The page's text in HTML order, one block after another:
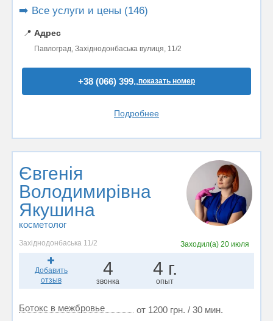
➡️ Все услуги и цены (146)
📍 Адрес
Павлоград, Західнодонбаська вулиця, 11/2
+38 (066) 399..показать номер
Подробнее
Євгенія
Володимирівна
Якушина
косметолог
Західнодонбаська 11/2 Заходил(а)20 июля
Добавить
отзыв
4
звонка
4 г.
опыт
Ботокс в межбровье от 1200 грн. / 30 мин.